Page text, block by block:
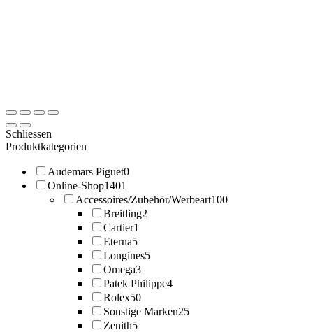
Schliessen
Produktkategorien
Audemars Piguet0
Online-Shop1401
Accessoires/Zubehör/Werbeart100
Breitling2
Cartier1
Eterna5
Longines5
Omega3
Patek Philippe4
Rolex50
Sonstige Marken25
Zenith5